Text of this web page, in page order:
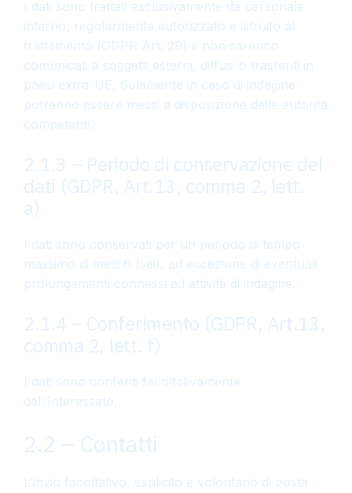
I dati sono trattati esclusivamente da personale
interno, regolarmente autorizzato e istruito al
trattamento (GDPR Art. 29) e non saranno
comunicati a soggetti esterni, diffusi o trasferiti in
paesi extra-UE. Solamente in caso di indagine
potranno essere messi a disposizione delle autorità
competenti.
2.1.3 – Periodo di conservazione dei
dati (GDPR, Art.13, comma 2, lett.
a)
I dati sono conservati per un periodo di tempo
massimo di mesi 6 (sei), ad eccezione di eventuali
prolungamenti connessi ad attività di indagine.
2.1.4 – Conferimento (GDPR, Art.13,
comma 2, lett. f)
I dati sono conferiti facoltativamente
dall’Interessato.
2.2 – Contatti
L’invio facoltativo, esplicito e volontario di posta